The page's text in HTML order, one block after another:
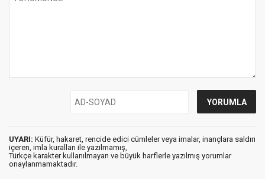
UYARI: Küfür, hakaret, rencide edici cümleler veya imalar, inançlara saldırı
içeren, imla kuralları ile yazılmamış,
Türkçe karakter kullanılmayan ve büyük harflerle yazılmış yorumlar
onaylanmamaktadır.